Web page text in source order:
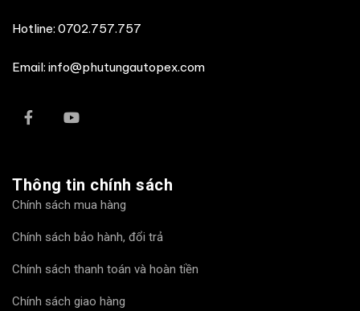
Hotline: 0702.757.757
Email: info@phutungautopex.com
Thông tin chính sách
Chính sách mua hàng
Chính sách bảo hành, đổi trả
Chính sách thanh toán và hoàn tiền
Chính sách giao hàng